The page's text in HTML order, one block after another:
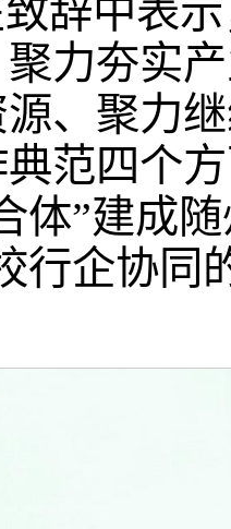
辞中表
力夯实
、聚力
范四个
体”建成
行企协同